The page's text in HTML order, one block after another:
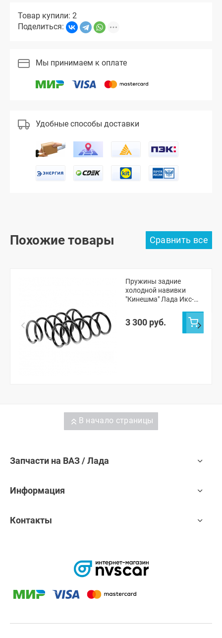
Товар купили: 2
Поделиться:
Мы принимаем к оплате
Удобные способы доставки
Похожие товары
Пружины задние
холодной навивки
"Кинешма" Лада Икс-
3 300 руб.
В начало страницы
Запчасти на ВАЗ / Лада
Информация
Контакты